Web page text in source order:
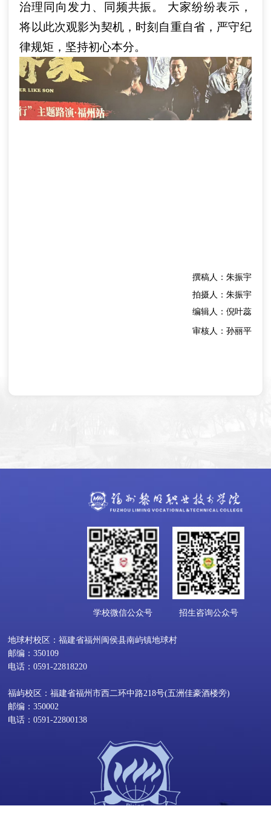
治理同向发力、同频共振。 大家纷纷表示，
将以此次观影为契机，时刻自重自省，严守纪
律规矩，坚持初心本分。
撰稿人：朱振宇
拍摄人：朱振宇
编辑人：倪叶蕊
审核人：孙丽平
学校微信公众号 招生咨询公众号
地球村校区：福建省福州闽侯县南屿镇地球村
邮编：350109
电话：0591-22818220
福屿校区：福建省福州市西二环中路218号(五洲佳豪酒楼旁)
邮编：350002
电话：0591-22800138